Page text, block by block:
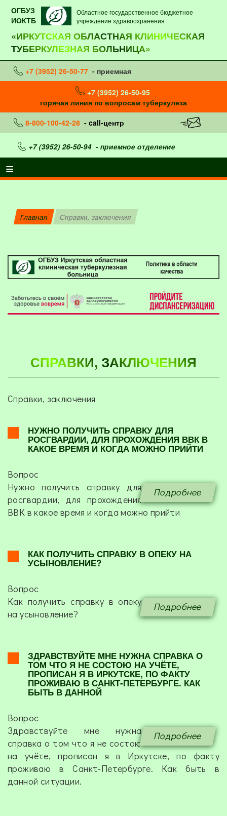
ОГБУЗ
ИОКТБ
Областное государственное бюджетное
учреждение здравоохранения
«ИРКУТСКАЯ ОБЛАСТНАЯ КЛИНИЧЕСКАЯ
ТУБЕРКУЛЕЗНАЯ БОЛЬНИЦА»
+7 (3952) 26-50-77 - приемная
+7 (3952) 26-50-95
горячая линия по вопросам туберкулеза
8-800-100-42-28 - call-центр
+7 (3952) 26-50-94- приемное отделение
Главная Справки, заключения
СПРАВКИ, ЗАКЛЮЧЕНИЯ
Справки, заключения
НУЖНО ПОЛУЧИТЬ СПРАВКУ ДЛЯ
РОСГВАРДИИ, ДЛЯ ПРОХОЖДЕНИЯ ВВК В
КАКОЕ ВРЕМЯ И КОГДА МОЖНО ПРИЙТИ
Подробнее
Вопрос
Нужно получить справку для
росгвардии, для прохождения
ВВК в какое время и когда можно прийти
КАК ПОЛУЧИТЬ СПРАВКУ В ОПЕКУ НА
УСЫНОВЛЕНИЕ?
Подробнее
Вопрос
Как получить справку в опеку
на усыновление?
ЗДРАВСТВУЙТЕ МНЕ НУЖНА СПРАВКА О
ТОМ ЧТО Я НЕ СОСТОЮ НА УЧЁТЕ,
ПРОПИСАН Я В ИРКУТСКЕ, ПО ФАКТУ
ПРОЖИВАЮ В САНКТ-ПЕТЕРБУРГЕ. КАК
БЫТЬ В ДАННОЙ
Подробнее
Вопрос
Здравствуйте мне нужна
справка о том что я не состою
на учёте, прописан я в Иркутске, по факту
проживаю в Санкт-Петербурге. Как быть в
данной ситуации.